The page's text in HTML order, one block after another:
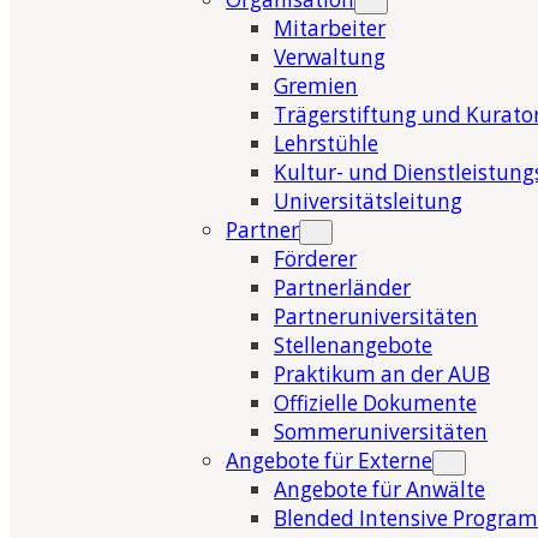
Mitarbeiter
Verwaltung
Gremien
Trägerstiftung und
Lehrstühle
Kultur- und
Universitätsleitung
Partner
Förderer
Partnerländer
Partneruniversitäten
Stellenangebote
Praktikum an der AUB
Offizielle Dokumente
Sommeruniversitäten
Angebote für Externe
Angebote für Anwälte
Blended Intensive Program